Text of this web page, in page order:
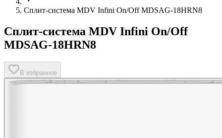
Сплит-система MDV Infini On/Off MDSAG-18HRN8
Сплит-система MDV Infini On/Off
MDSAG-18HRN8
В избранное